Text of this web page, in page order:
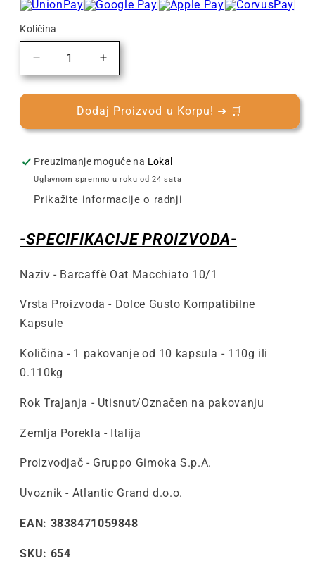
Količina
Smanjite
količinu
za
Barcaffè
Oat
10/1
|
Dolce
Gusto
Povećajte
količinu
za
Barcaffè
Oat
10/1
Gusto
Dodaj Proizvod u Korpu! ➜ 🛒
Preuzimanje moguće na Lokal
Uglavnom spremno u roku od 24 sata
Prikažite informacije o radnji
-SPECIFIKACIJE PROIZVODA-
Naziv - Barcaffè Oat Macchiato 10/1
Vrsta Proizvoda - Dolce Gusto Kompatibilne
Kapsule
Količina - 1 pakovanje od 10 kapsula - 110g ili
0.110kg
Rok Trajanja - Utisnut/Označen na pakovanju
Zemlja Porekla - Italija
Proizvodjač - Gruppo Gimoka S.p.A.
Uvoznik - Atlantic Grand d.o.o.
EAN: 3838471059848
SKU: 654